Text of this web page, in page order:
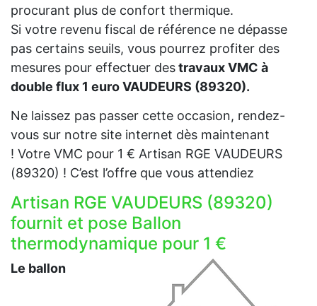
procurant plus de confort thermique.
Si votre revenu fiscal de référence ne dépasse
pas certains seuils, vous pourrez profiter des
mesures pour effectuer destravaux VMC à
double flux 1 euro VAUDEURS (89320).
Ne laissez pas passer cette occasion, rendez-
vous sur notre site internet dès maintenant
! Votre VMC pour 1 € Artisan RGE VAUDEURS
(89320) ! C’est l’offre que vous attendiez
Artisan RGE VAUDEURS (89320)
fournit et pose Ballon
thermodynamique pour 1 €
Le ballon